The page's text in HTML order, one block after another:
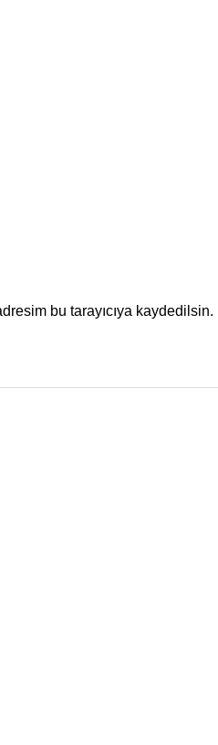
bu tarayıcıya kaydedilsin.